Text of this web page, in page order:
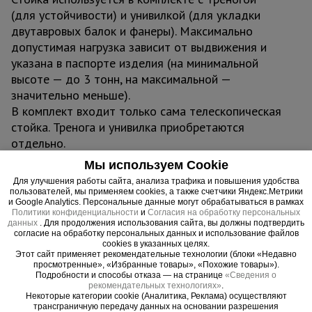
(для устойчивости) и унивилкой (для укладки
двутавровых балок и фанеры). Максимально
допустимая нагрузка зависит от выдвижения и
указана в паспорте изделия (на минимальной
высоте — до 3 тонн, на максимальной —
значительно меньше).
В комплект входит только сама телескопическая
стойка. Тренога и унивилка приобретаются
отдельно.
Область применения: монолитное строительство
перекрытий жилых и промышленных зданий,
временные опоры при реконструкции и ремонте,
поддержка горизонтальных щитов опалубки
любой конфигурации
Преимущества:
- Усиленные трубы 3 мм - повышенная несущая
- Горячее цинкование - защита от коррозии
Мы используем Cookie
Для улучшения работы сайта, анализа трафика и повышения удобства
пользователей, мы применяем cookies, а также счетчики Яндекс.Метрики
и Google Analytics. Персональные данные могут обрабатываться в рамках
Политики конфиденциальности и Согласия на обработку персональных
данных
. Для продолжения использования сайта, вы должны подтвердить
согласие на обработку персональных данных и использование файлов
cookies в указанных целях.
Этот сайт применяет рекомендательные технологии (блоки «Недавно
просмотренные», «Избранные товары», «Похожие товары»).
Подробности и способы отказа — на странице «Сведения о
рекомендательных технологиях»
Некоторые категории cookie (Аналитика, Реклама) осуществляют
трансграничную передачу данных на основании разрешения